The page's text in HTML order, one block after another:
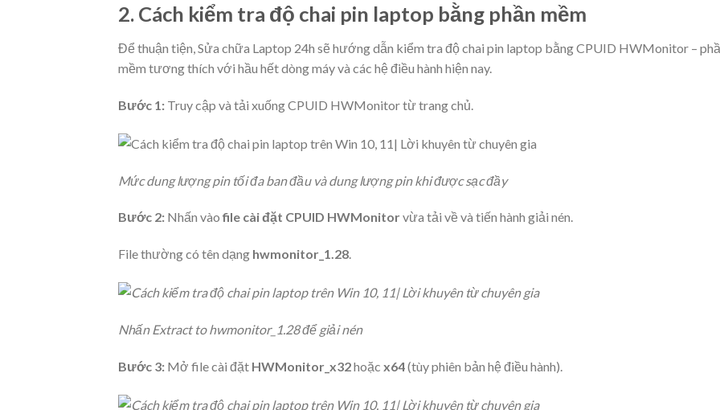
2. Cách kiểm tra độ chai pin laptop bằng phần mềm
Để thuận tiện, Sửa chữa Laptop 24h sẽ hướng dẫn kiểm tra độ chai pin laptop bằng CPUID HWMonitor –
mềm tương thích với hầu hết dòng máy và các hệ điều hành hiện nay.
Bước 1: Truy cập và tải xuống CPUID HWMonitor từ trang chủ.
Mức dung lượng pin tối đa ban đầu và dung lượng pin khi được sạc đầy
Bước 2: Nhấn vàofile cài đặt CPUID HWMonitorvừa tải về và tiến hành giải nén.
File thường có tên dạng hwmonitor_1.28.
Nhấn Extract to hwmonitor_1.28 để giải nén
Bước 3: Mở file cài đặt HWMonitor_x32hoặc x64(tùy phiên bản hệ điều hành).